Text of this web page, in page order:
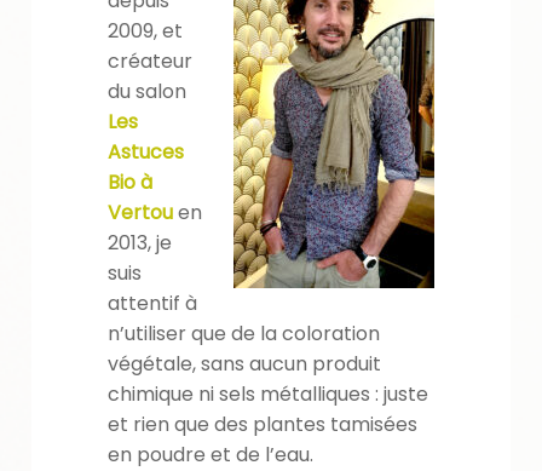
2009, et
créateur
du salon
Les
Astuces
Bio à
Vertouen
2013, je
suis
attentif à
n’utiliser que de la coloration
végétale, sans aucun produit
chimique ni sels métalliques : juste
et rien que des plantes tamisées
en poudre et de l’eau.